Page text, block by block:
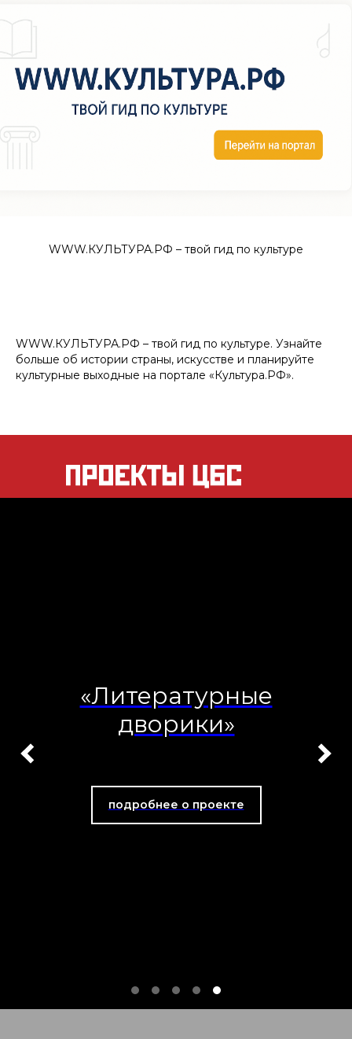
WWW.КУЛЬТУРА.РФ – твой гид по культуре
WWW.КУЛЬТУРА.РФ – твой гид по культуре. Узнайте
больше об истории страны, искусстве и планируйте
культурные выходные на портале «Культура.РФ».
«Литературные
дворики»
подробнее о проекте